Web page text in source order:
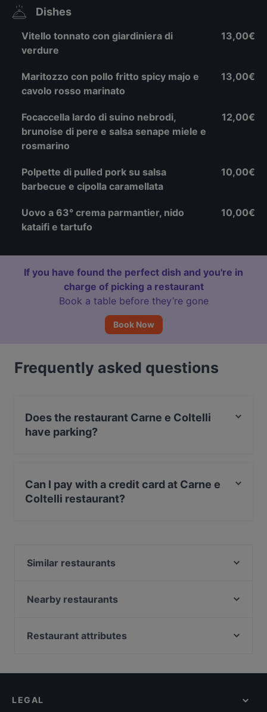
Dishes
Vitello tonnato con giardiniera di
verdure
13,00€
Maritozzo con pollo fritto spicy majo e
cavolo rosso marinato
13,00€
Focaccella lardo di suino nebrodi,
brunoise di pere e salsa senape miele e
rosmarino
12,00€
Polpette di pulled pork su salsa
barbecue e cipolla caramellata
10,00€
Uovo a 63° crema parmantier, nido
kataifi e tartufo
10,00€
If you have found the perfect dish and you're in
charge of picking a restaurant
Book a table before they’re gone
Book Now
Frequently asked questions
Does the restaurant Carne e Coltelli
have parking?
Can I pay with a credit card at Carne e
Coltelli restaurant?
Similar restaurants
Rosso Corallo
La Giò Music Restaurant
Mare Magnum
Nearby restaurants
Sushiye 2
Nabu
Restaurant attributes
Restaurants With Wifi in Rome
LEGAL